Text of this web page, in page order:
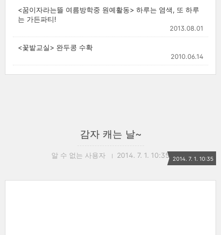
<꿈이자라는뜰 여름방학중 원예활동> 하루는 염색, 또 하루
는 가든파티!
2013.08.01
<꽃밭교실> 완두콩 수확
2010.06.14
감자 캐는 날~
알 수 없는 사용자 2014. 7. 1. 10:35 2014. 7. 1. 10:35